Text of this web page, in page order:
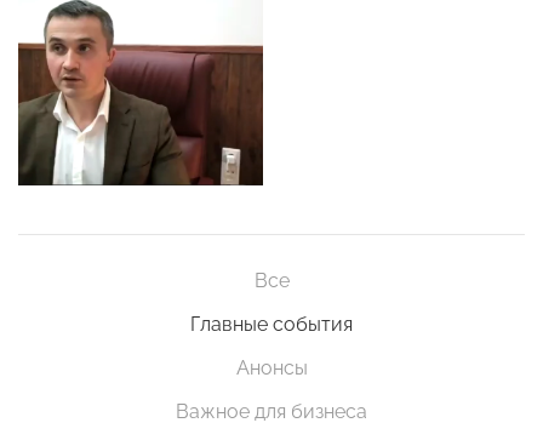
Все
Главные события
Анонсы
Важное для бизнеса